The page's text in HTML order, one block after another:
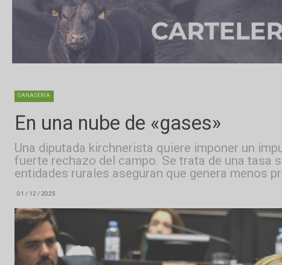
En una nube de «gases»
Una diputada kirchnerista quiere imponer
fuerte rechazo del campo. Se trata de una
entidades rurales aseguran que genera
01 / 12 / 2025